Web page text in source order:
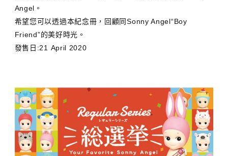
Angel。
希望您可以透過本紀念冊，回顧同Sonny Angel“Boy
Friend”的美好時光。
發售日:21 April 2020